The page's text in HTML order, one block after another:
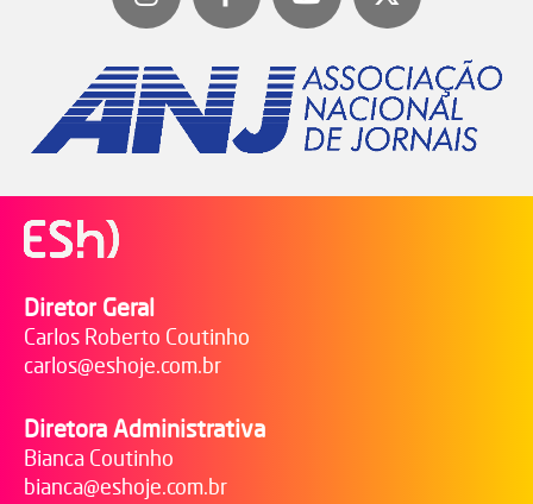
Diretor Geral
Carlos Roberto Coutinho
carlos@eshoje.com.br
Diretora Administrativa
Bianca Coutinho
bianca@eshoje.com.br